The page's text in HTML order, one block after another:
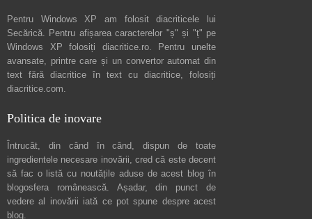
Pentru Windows XP am folosit diacriticele lui
Secărică. Pentru afișarea caracterelor "ș" și "ț" pe
Windows XP folosiți diacritice.ro. Pentru unelte
avansate, printre care și un convertor automat din
text fără diacritice în text cu diacritice, folosiți
diacritice.com.
Politica de inovare
Întrucât, din când în când, dispun de toate
ingredientele necesare inovării, cred că este decent
să fac o listă cu noutățile aduse de acest blog în
blogosfera românească. Așadar, din punct de
vedere al inovării iată ce pot spune despre acest
blog.